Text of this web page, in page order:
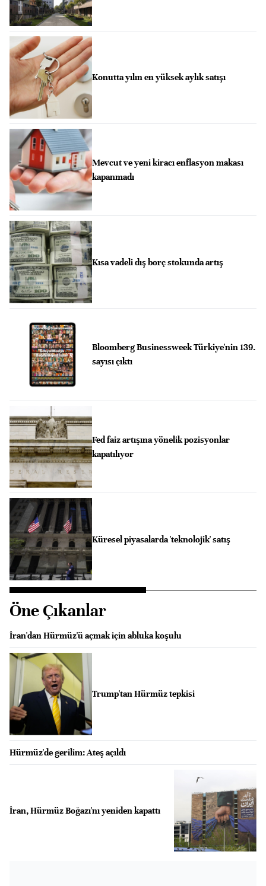
Konutta yılın en yüksek aylık satışı
Mevcut ve yeni kiracı enflasyon makası
kapanmadı
Kısa vadeli dış borç stokunda artış
Bloomberg Businessweek Türkiye'nin 139.
sayısı çıktı
Fed faiz artışına yönelik pozisyonlar
kapatılıyor
Küresel piyasalarda 'teknolojik' satış
Öne Çıkanlar
İran'dan Hürmüz'ü açmak için abluka koşulu
Trump'tan Hürmüz tepkisi
Hürmüz'de gerilim: Ateş açıldı
İran, Hürmüz Boğazı'nı yeniden kapattı